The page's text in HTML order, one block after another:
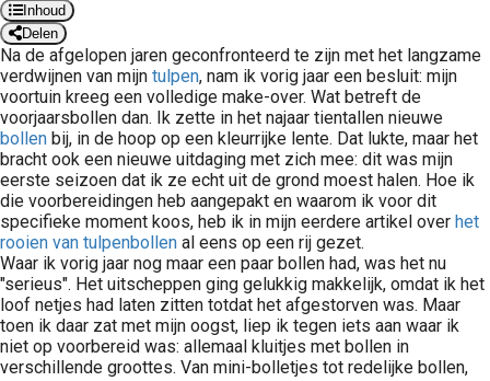
Inhoud
Delen
Na de afgelopen jaren geconfronteerd te zijn met het langzame
verdwijnen van mijn tulpen, nam ik vorig jaar een besluit: mijn
voortuin kreeg een volledige make-over. Wat betreft de
voorjaarsbollen dan. Ik zette in het najaar tientallen nieuwe
bollen bij, in de hoop op een kleurrijke lente. Dat lukte, maar het
bracht ook een nieuwe uitdaging met zich mee: dit was mijn
eerste seizoen dat ik ze echt uit de grond moest halen. Hoe ik
die voorbereidingen heb aangepakt en waarom ik voor dit
specifieke moment koos, heb ik in mijn eerdere artikel over het
rooien van tulpenbollen al eens op een rij gezet.
Waar ik vorig jaar nog maar een paar bollen had, was het nu
"serieus". Het uitscheppen ging gelukkig makkelijk, omdat ik het
loof netjes had laten zitten totdat het afgestorven was. Maar
toen ik daar zat met mijn oogst, liep ik tegen iets aan waar ik
niet op voorbereid was: allemaal kluitjes met bollen in
verschillende groottes. Van mini-bolletjes tot redelijke bollen,